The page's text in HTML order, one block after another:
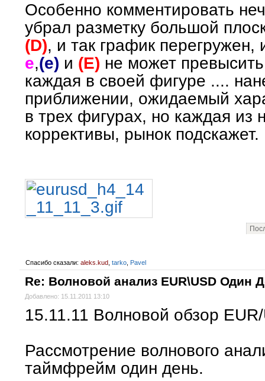
Особенно комментировать
убрал разметку большой
(D), и так график перегружен,
e,(e) и (E) не может
каждая в своей фигуре ....
приближении, ожидаемый
в трех фигурах, но каждая из
коррективы, рынок подскажет.
Спасибо сказали: aleks.kud tarko Pavel
Re: Волновой анализ EUR\USD Один
Добавлено: 15.11.2011 13:10
15.11.11 Волновой обзор
Рассмотрение волнового
таймфрейм один день.